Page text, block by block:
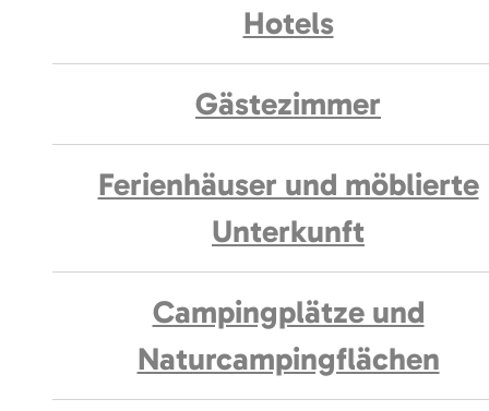
Hotels
Gästezimmer
Ferienhäuser und möblierte
Unterkunft
Campingplätze und
Naturcampingflächen